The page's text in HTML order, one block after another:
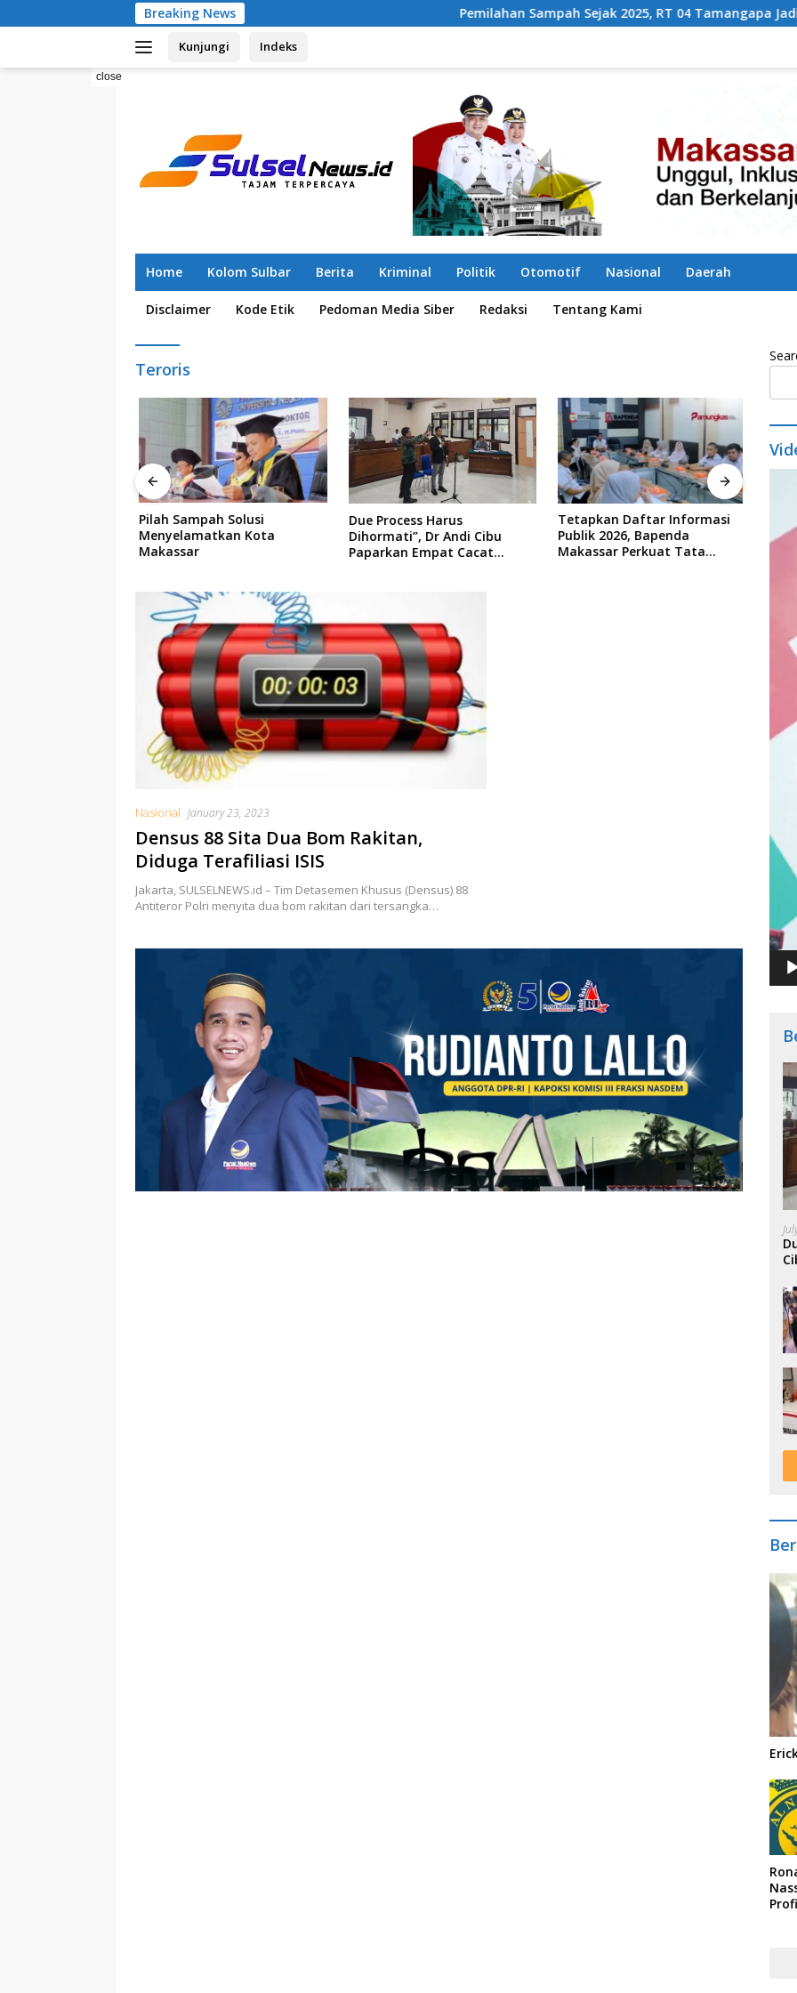
to
Breaking News Pemilahan Sampah Sejak 2025, RT 04 Tamangapa Jadi Percontohan
Kunjungi Indeks
close
Home Kolom Sulbar Berita Kriminal Politik Otomotif Nasional Daerah
Disclaimer Kode Etik Pedoman Media Siber Redaksi Tentang Kami
Teroris
Pilah Sampah Solusi
Menyelamatkan Kota
Makassar
Due Process Harus
Dihormati”, Dr Andi Cibu
Paparkan Empat Cacat
Tetapkan Daftar Informasi
Publik 2026, Bapenda
Makassar Perkuat Tata
Nasional January 23, 2023
Densus 88 Sita Dua Bom Rakitan,
Diduga Terafiliasi ISIS
Jakarta, SULSELNEWS.id – Tim Detasemen Khusus (Densus) 88
Antiteror Polri menyita dua bom rakitan dari tersangka…